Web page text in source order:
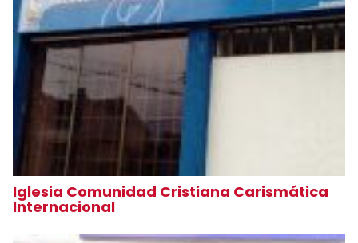
Iglesia Comunidad Cristiana Carismática
Internacional